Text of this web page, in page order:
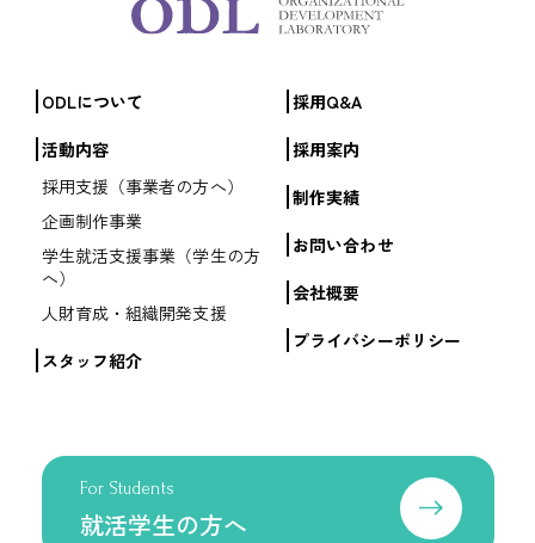
ODLについて
活動内容
採用支援（事業者の方へ）
企画制作事業
学生就活支援事業（学生の方
へ）
人財育成・組織開発支援
スタッフ紹介
採用Q&A
採用案内
制作実績
お問い合わせ
会社概要
プライバシーポリシー
For Students
就活学生の方へ